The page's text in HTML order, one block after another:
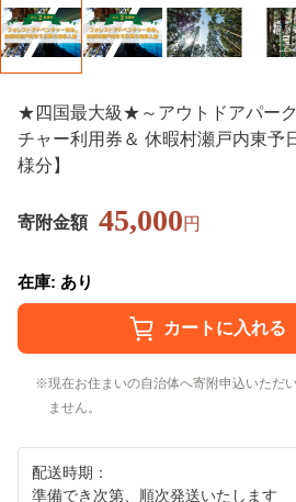
★四国最大級★～アウトドアパー
チャー利用券＆ 休暇村瀬戸内東予
様分】
寄附金額 45,000円
在庫: あり
現在お住まいの自治体へ寄附申込いただ
ません。
配送時期：
準備でき次第、順次発送いたします